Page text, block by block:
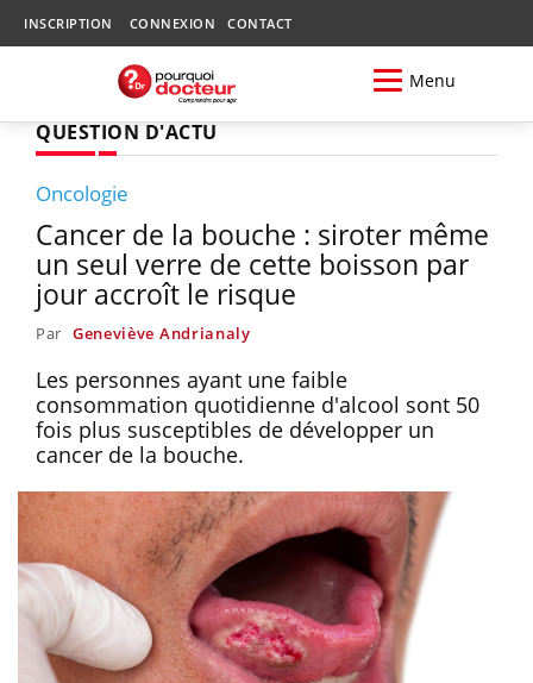
INSCRIPTION CONNEXION CONTACT
Menu
QUESTION D'ACTU
Oncologie
Cancer de la bouche : siroter même
un seul verre de cette boisson par
jour accroît le risque
Par Geneviève Andrianaly
Les personnes ayant une faible
consommation quotidienne d'alcool sont 50
fois plus susceptibles de développer un
cancer de la bouche.